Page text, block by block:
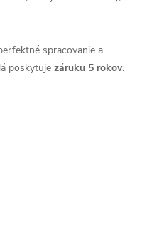
spracovanie a
poskytuje záruku 5 rokov.